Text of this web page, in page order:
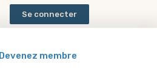
Se connecter
Devenez membre